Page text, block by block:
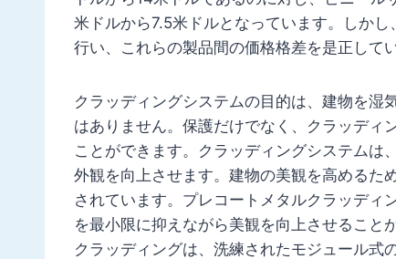
米ドルから7.5米ドルとなっています。しか
行い、これらの製品間の価格格差を是正してい
クラッディングシステムの目的は、建物を湿
はありません。保護だけでなく、クラッディ
ことができます。クラッディングシステムは
外観を向上させます。建物の美観を高めるた
されています。プレコートメタルクラッディ
を最小限に抑えながら美観を向上させること
クラッディングは、洗練されたモジュール式